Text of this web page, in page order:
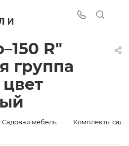
R"
группа
Садовая мебель — Комплекты